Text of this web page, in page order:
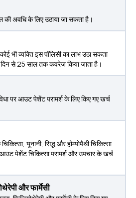
की अवधि के लिए उठाया जा सकता है।
भी व्यक्ति इस पॉलिसी का लाभ उठा सकता
से 25 साल तक कवरेज किया जाता है।
पर आउट पेशेंट परामर्श के लिए किए गए खर्च
यूनानी, सिद्ध और होम्योपैथी चिकित्सा
पेशेंट चिकित्सा परामर्श और उपचार के खर्च
और फार्मेसी